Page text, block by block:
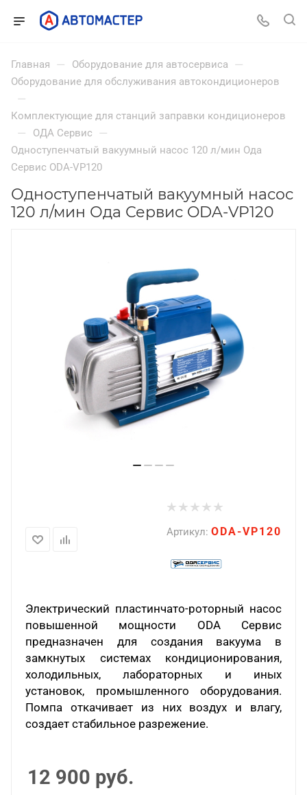
Главная — Оборудование для автосервиса —
Оборудование для обслуживания автокондиционеров
—
Комплектующие для станций заправки кондиционеров
— ОДА Сервис —
Одноступенчатый вакуумный насос 120 л/мин Ода
Сервис ODA-VP120
Одноступенчатый вакуумный насос
120 л/мин Ода Сервис ODA-VP120
Артикул: ODA-VP120
Электрический пластинчато-роторный насос
повышенной мощности ODA Сервис
предназначен для создания вакуума в
замкнутых системах кондиционирования,
холодильных, лабораторных и иных
установок, промышленного оборудования.
Помпа откачивает из них воздух и влагу,
создает стабильное разрежение.
12 900 руб.